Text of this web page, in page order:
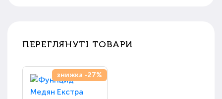
ПЕРЕГЛЯНУТІ ТОВАРИ
знижка -27%